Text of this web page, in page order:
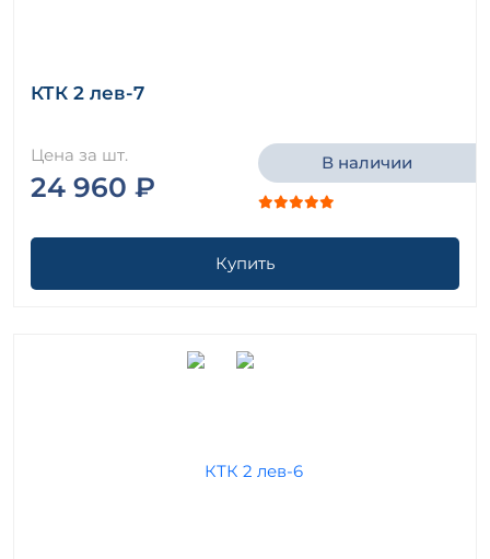
КТК 2 лев-7
Цена за шт.
24 960 ₽
В наличии
Купить